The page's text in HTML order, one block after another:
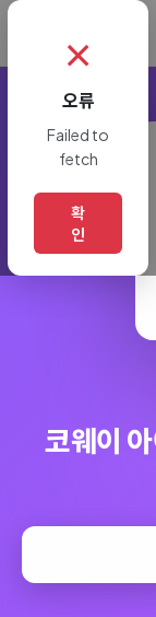
코웨이
✗
오류
Failed to
fetch
확
인